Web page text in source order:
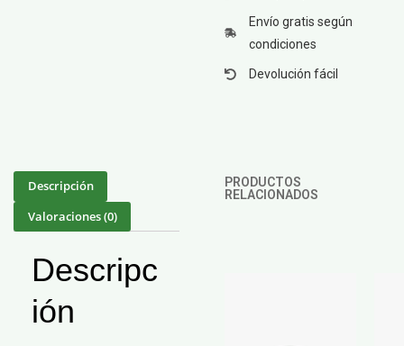
Envío gratis según
condiciones
Devolución fácil
Descripción
Valoraciones (0)
Descripc
ión
PRODUCTOS
RELACIONADOS